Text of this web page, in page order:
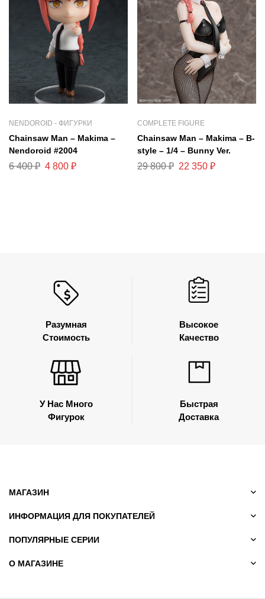
NENDOROID - ФИГУРКИ
Chainsaw Man – Makima –
Nendoroid #2004
6 400₽ 4 800 ₽
COMPLETE FIGURE
Chainsaw Man – Makima – B-
style – 1/4 – Bunny Ver.
29 800₽ 22 350 ₽
У Нас Много
Фигурок
Разумная
Стоимость
Быстрая
Доставка
Высокое
Качество
МАГАЗИН
ИНФОРМАЦИЯ ДЛЯ ПОКУПАТЕЛЕЙ
ПОПУЛЯРНЫЕ СЕРИИ
О МАГАЗИНЕ